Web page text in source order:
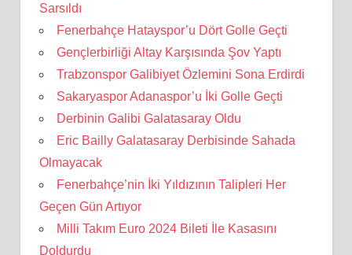
Sarsıldı
Fenerbahçe Hatayspor’u Dört Golle Geçti
Gençlerbirliği Altay Karşısında Şov Yaptı
Trabzonspor Galibiyet Özlemini Sona Erdirdi
Sakaryaspor Adanaspor’u İki Golle Geçti
Derbinin Galibi Galatasaray Oldu
Eric Bailly Galatasaray Derbisinde Sahada
Olmayacak
Fenerbahçe’nin İki Yıldızının Talipleri Her
Geçen Gün Artıyor
Milli Takım Euro 2024 Bileti İle Kasasını
Doldurdu